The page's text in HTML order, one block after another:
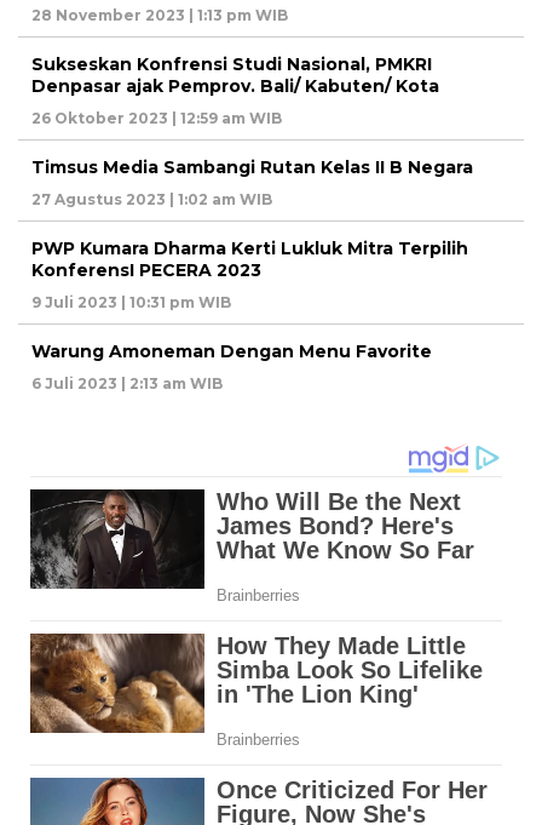
28 November 2023 | 1:13 pm WIB
Sukseskan Konfrensi Studi Nasional, PMKRI
Denpasar ajak Pemprov. Bali/ Kabuten/ Kota
26 Oktober 2023 | 12:59 am WIB
Timsus Media Sambangi Rutan Kelas II B Negara
27 Agustus 2023 | 1:02 am WIB
PWP Kumara Dharma Kerti Lukluk Mitra Terpilih
KonferensI PECERA 2023
9 Juli 2023 | 10:31 pm WIB
Warung Amoneman Dengan Menu Favorite
6 Juli 2023 | 2:13 am WIB